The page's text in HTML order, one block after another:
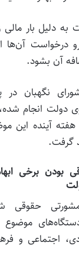
دلیل بار مالی
درخواست آن‌ها
آن بشود.
نگهبان در
دولت انجام
آینده این
گرفت.
بودن برخی
حقوقی
اجتماعی و